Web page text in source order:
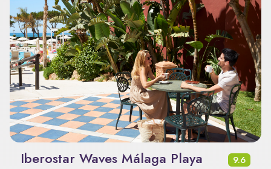
Iberostar Waves Málaga Playa 9.6